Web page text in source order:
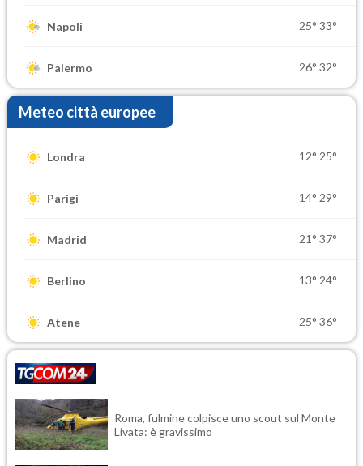
Napoli 25° 33°
Palermo 26° 32°
Meteo città europee
Londra 12° 25°
Parigi 14° 29°
Madrid 21° 37°
Berlino 13° 24°
Atene 25° 36°
Roma, fulmine colpisce uno scout sul Monte
Livata: è gravissimo